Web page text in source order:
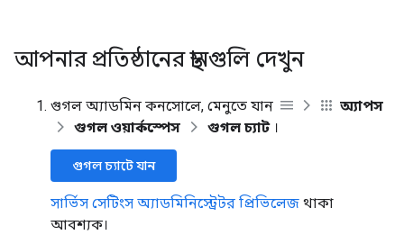
আপনার প্রতিষ্ঠানের স্থানগুলি দেখুন
গুগল অ্যাডমিন কনসোলে, মেনুতে যান
অ্যাপস
গুগল ওয়ার্কস্পেস
গুগল চ্যাট।
গুগল চ্যাটে যান
সার্ভিস সেটিংস অ্যাডমিনিস্ট্রেটর প্রিভিলেজ থাকা
আবশ্যক।